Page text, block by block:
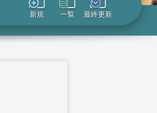
新規 一覧 最終更新